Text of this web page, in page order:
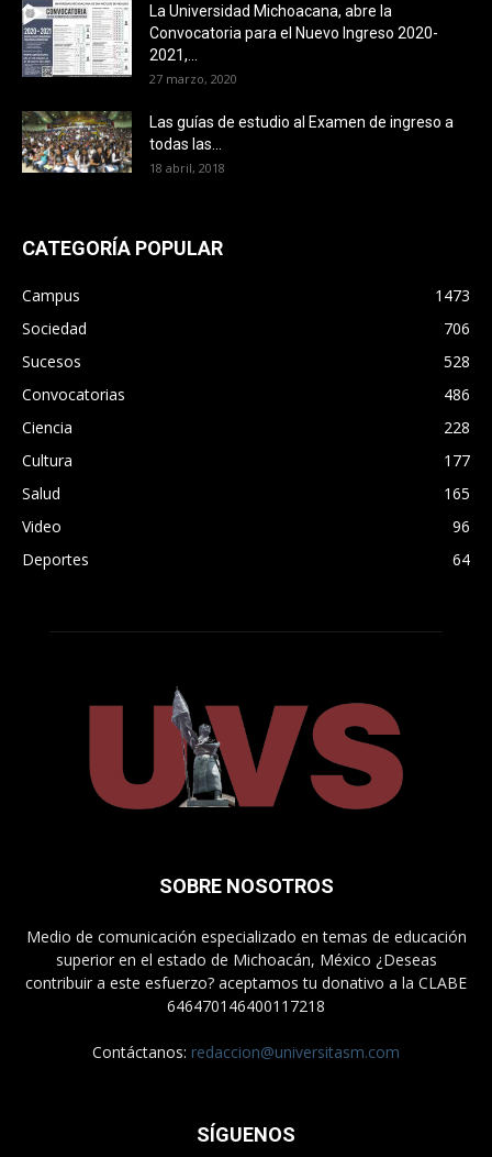
La Universidad Michoacana, abre la
Convocatoria para el Nuevo Ingreso 2020-
2021,...
27 marzo, 2020
Las guías de estudio al Examen de ingreso a
todas las...
18 abril, 2018
CATEGORÍA POPULAR
Campus
1473
Sociedad
706
Sucesos
528
Convocatorias
486
Ciencia
228
Cultura
177
Salud
165
Video
96
Deportes
64
SOBRE NOSOTROS
Medio de comunicación especializado en temas de educación
superior en el estado de Michoacán, México ¿Deseas
contribuir a este esfuerzo? aceptamos tu donativo a la CLABE
646470146400117218
Contáctanos: redaccion@universitasm.com
SÍGUENOS